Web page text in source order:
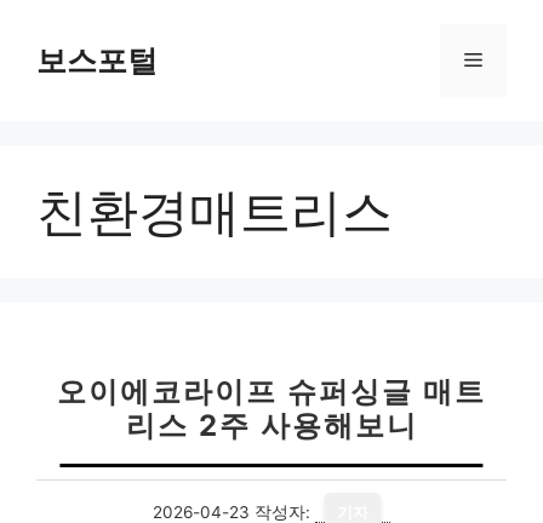
보스포털 메
친환경매트리스
오이에코라이프 슈퍼싱글 매트
리스 2주 사용해보니
2026-04-23 작성자: